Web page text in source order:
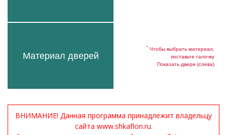
Материал дверей
* Чтобы выбрать материал,
поставьте галочку
Показать двери (слева)
ВНИМАНИЕ! Данная программа принадлежит владельцу
сайта www.shkaflon.ru.